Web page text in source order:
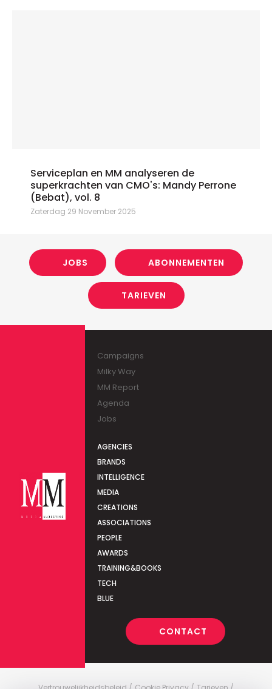
Serviceplan en MM analyseren de
superkrachten van CMO's: Mandy Perrone
(Bebat), vol. 8
Zaterdag 29 November 2025
JOBS ABONNEMENTEN
TARIEVEN
Campaigns
Milky Way
MM Report
Agenda
Jobs
AGENCIES
BRANDS
INTELLIGENCE
MEDIA
CREATIONS
ASSOCIATIONS
PEOPLE
AWARDS
TRAINING&BOOKS
TECH
BLUE
CONTACT